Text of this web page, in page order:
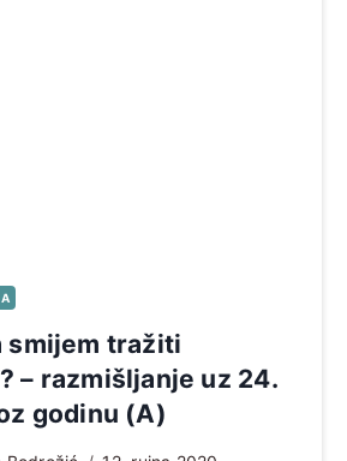
smijem tražiti
– razmišljanje uz 24.
godinu (A)